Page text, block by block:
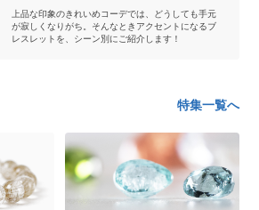
上品な印象のきれいめコーデでは、どうしても手元
が寂しくなりがち。そんなときアクセントになるブ
レスレットを、シーン別にご紹介します！
特集一覧へ